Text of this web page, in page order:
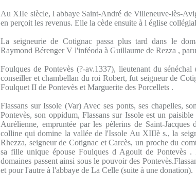
Au XIIe siècle, l abbaye Saint-André de Villeneuve-lès-
en perçoit les revenus. Elle la cède ensuite à l église
La seigneurie de Cotignac passa plus tard dans le
Raymond Bérenger V l'inféoda à Guillaume de Rezza ,
Foulques de Pontevès (?-av.1337), lieutenant du
conseiller et chambellan du roi Robert, fut seigneur de
Foulquet II de Pontevès et Marguerite des Porcellets .
Flassans sur Issole (Var) Avec ses ponts, ses chapelles,
Pontevès, son oppidum, Flassans sur Issole est un
Aurélienne, empruntée par les pèlerins de Saint-
colline qui domine la vallée de l'Issole Au XIIIè s., la
Rhezza, seigneur de Cotignac et Carcès, un proche du
sa fille unique épouse Foulques d Agoult de Pontevès
domaines passent ainsi sous le pouvoir des
et pour l'autre à l'abbaye de La Celle (suite à une donation).